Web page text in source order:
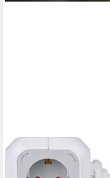
BRENNENSTUHL
ALEA-Power